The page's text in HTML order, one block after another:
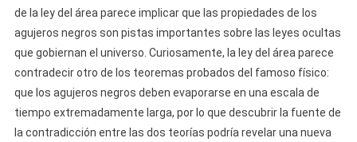
de la ley del área parece implicar que las propiedades de los
agujeros negros son pistas importantes sobre las leyes ocultas
que gobiernan el universo. Curiosamente, la ley del área parece
contradecir otro de los teoremas probados del famoso físico:
que los agujeros negros deben evaporarse en una escala de
tiempo extremadamente larga, por lo que descubrir la fuente de
la contradicción entre las dos teorías podría revelar una nueva